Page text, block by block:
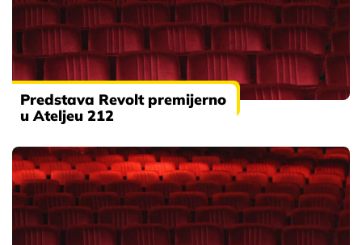
Predstava Revolt premijerno
u Ateljeu 212